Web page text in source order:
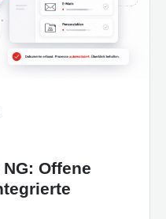
Offene